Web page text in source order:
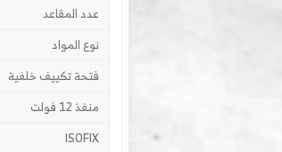
عدد المقاعد
نوع المواد
فتحة تكييف خلفية
منفذ 12 فولت
ISOFIX